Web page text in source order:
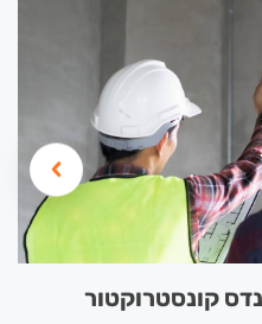
קונסטרוקטור